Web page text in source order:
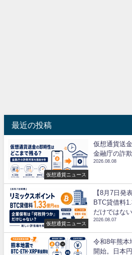
最近の投稿
仮想通貨ニュース
仮想通貨送
金融庁の詐
2026.08.08
仮想通貨ニュース
【8月7日発
BTC貸借料
だけではな
2026.08.07
令和8年熊本
開始。日本